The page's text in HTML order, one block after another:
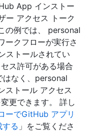
App インストー
ー アクセス トーク
の例では、 personal
クフローが実行さ
ストールされてい
ス許可がある場合
なく、personal
ストール アクセス
更できます。 詳し
ーでGitHub アプリ
る 」をご覧くださ